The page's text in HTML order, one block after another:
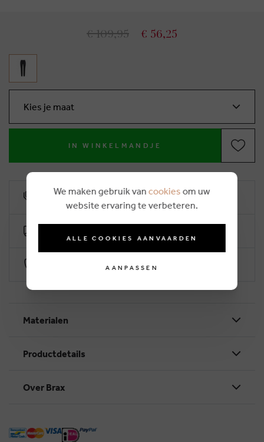
€ 109,95 € 56,25
Kies je maat
IN WINKELMANDJE
10% klantenkorting
Veilig betalen via Worldline
Materialen
Productdetails
Over Brax
We maken gebruik van cookies om uw
website ervaring te verbeteren.
ALLE COOKIES AANVAARDEN
AANPASSEN